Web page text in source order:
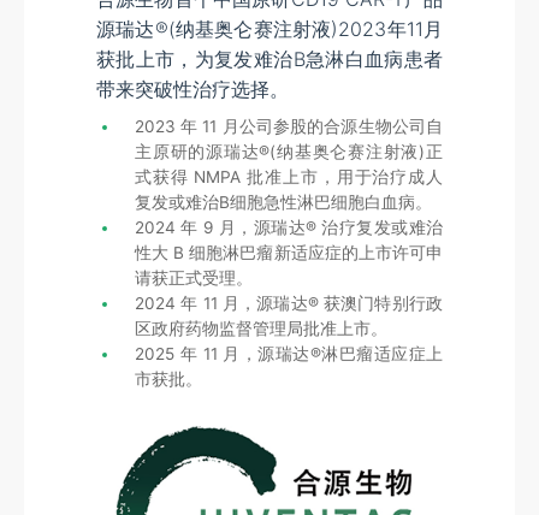
源瑞达®(纳基奥仑赛注射液)2023年11月
获批上市，为复发难治B急淋白血病患者
带来突破性治疗选择。
2023 年 11 月公司参股的合源生物公司自
主原研的源瑞达®(纳基奥仑赛注射液)正
式获得 NMPA 批准上市，用于治疗成人
复发或难治B细胞急性淋巴细胞白血病。
2024 年 9 月，源瑞达® 治疗复发或难治
性大 B 细胞淋巴瘤新适应症的上市许可申
请获正式受理。
2024 年 11 月，源瑞达® 获澳门特别行政
区政府药物监督管理局批准上市。
2025 年 11 月，源瑞达®淋巴瘤适应症上
市获批。